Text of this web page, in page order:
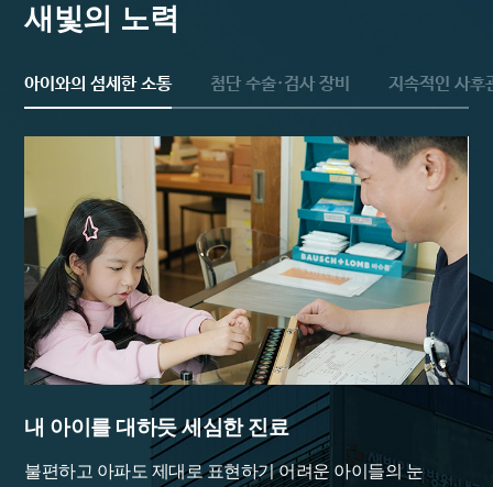
새빛의 노력
아이와의 섬세한 소통 첨단 수술·검사 장비 지속적인 사후
내 아이를 대하듯 세심한 진료
불편하고 아파도 제대로 표현하기 어려운 아이들의 눈